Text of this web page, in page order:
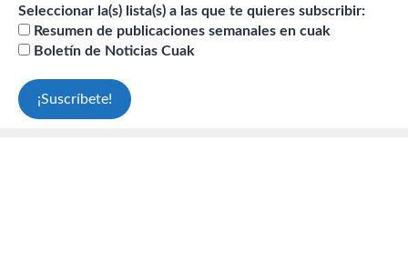
Seleccionar la(s) lista(s) a las que te quieres subscribir:
Resumen de publicaciones semanales en cuak
Boletín de Noticias Cuak